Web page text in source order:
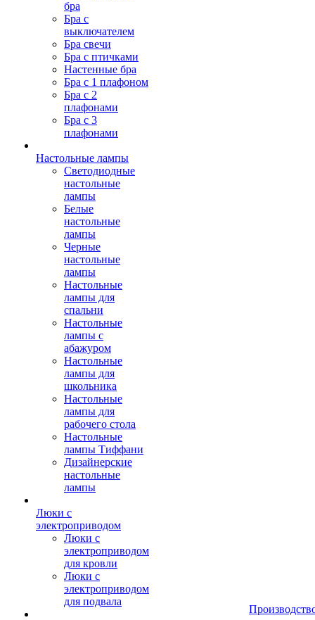
бра
Бра с
выключателем
Бра свечи
Бра с птичками
Настенные бра
Бра с 1 плафоном
Бра с 2
плафонами
Бра с 3
плафонами
Настольные лампы
Светодиодные
настольные
лампы
Белые
настольные
лампы
Черные
настольные
лампы
Настольные
лампы для
спальни
Настольные
лампы с
абажуром
Настольные
лампы для
школьника
Настольные
лампы для
рабочего стола
Настольные
лампы Тиффани
Дизайнерские
настольные
лампы
Люки с
электроприводом
Люки с
электроприводом
для кровли
Люки с
электроприводом
для подвала